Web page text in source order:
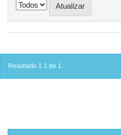
Resultado 1-1 de 1.